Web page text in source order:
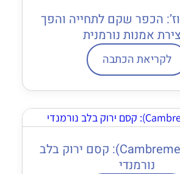
הכפר שקם לתחייה והפך
אמנות נורמנית
לקריאת הכתבה
קמברמר (Cambremer): קסם ירוק בלב
נורמנדי